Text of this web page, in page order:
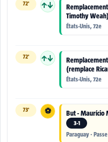
72' ↑↓
Timothy Weah)
États-Unis, 72e
72' ↑↓
(remplace
États-Unis, 72e
73' ⚽ But - Maurício
3-1
Paraguay ·